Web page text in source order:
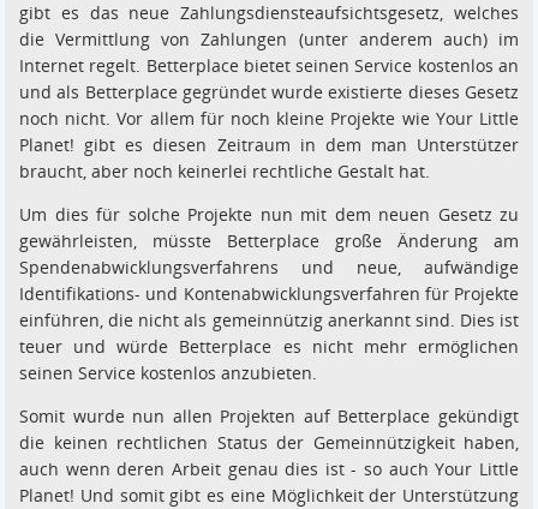
gibt es das neue Zahlungsdiensteaufsichtsgesetz, welches
die Vermittlung von Zahlungen (unter anderem auch) im
Internet regelt. Betterplace bietet seinen Service kostenlos an
und als Betterplace gegründet wurde existierte dieses Gesetz
noch nicht. Vor allem für noch kleine Projekte wie Your Little
Planet! gibt es diesen Zeitraum in dem man Unterstützer
braucht, aber noch keinerlei rechtliche Gestalt hat.
Um dies für solche Projekte nun mit dem neuen Gesetz zu
gewährleisten, müsste Betterplace große Änderung am
Spendenabwicklungsverfahrens und neue, aufwändige
Identifikations- und Kontenabwicklungsverfahren für Projekte
einführen, die nicht als gemeinnützig anerkannt sind. Dies ist
teuer und würde Betterplace es nicht mehr ermöglichen
seinen Service kostenlos anzubieten.
Somit wurde nun allen Projekten auf Betterplace gekündigt
die keinen rechtlichen Status der Gemeinnützigkeit haben,
auch wenn deren Arbeit genau dies ist - so auch Your Little
Planet! Und somit gibt es eine Möglichkeit der Unterstützung